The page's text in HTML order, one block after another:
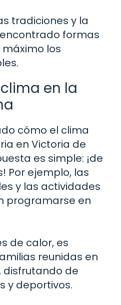
tradiciones y la
formas
los
en la
cómo el clima
en Victoria de
es simple: ¡de
Por ejemplo, las
y las actividades
programarse en
de calor, es
reunidas en
disfrutando de
y deportivos.